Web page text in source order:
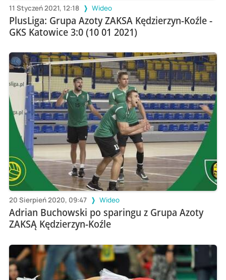
11 Styczeń 2021, 12:18 Wideo
PlusLiga: Grupa Azoty ZAKSA Kędzierzyn-Koźle -
GKS Katowice 3:0 (10 01 2021)
20 Sierpień 2020, 09:47 Wideo
Adrian Buchowski po sparingu z Grupa Azoty
ZAKSĄ Kędzierzyn-Koźle